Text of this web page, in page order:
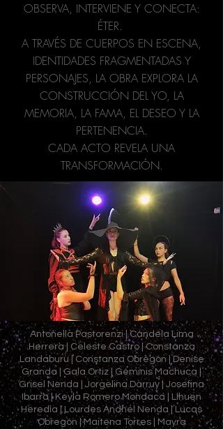
OBSERVA, INTERVIENE Y CONECTA:
ÉTER.
A TRAVÉS DE CUERPOS EN ESCENA,
IDENTIDADES FRAGMENTADAS Y
PERSONAJES, LA OBRA EXPLORA LA
CONSTRUCCIÓN DEL YO, LA
MEMORIA, LA FAMA, EL DESEO Y LA
PERTENENCIA.
CADA ACTO REVELA UNA
TRANSFORMACIÓN.
Antonella Pastorenzi | Candela Lima
Herrera | Celeste Castro | Constanza
Landaburu | Constanza Obregón | Denise
Granda | Gala Ortiz | Géminis Machuca |
Grisel Nenda | Jorgelina Darruy | Josefina
Ibarra | Keyla Romero Mondaca | Lihuen
Heredia | Lourdes Anahel Nenda | Lucas
Obregón | Maitena Torres | Mayra